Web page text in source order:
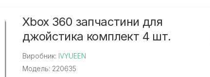
Xbox 360 запчастини для
джойстика комплект 4 шт.
Виробник: IVYUEEN
Модель: 220635